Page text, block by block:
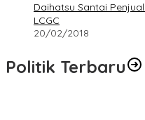
Daihatsu Santai
LCGC
20/02/2018
Politik Terbaru